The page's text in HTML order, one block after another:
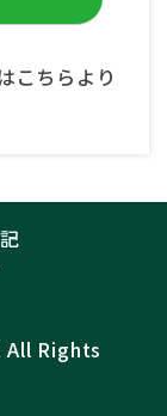
こちらより
All Rights